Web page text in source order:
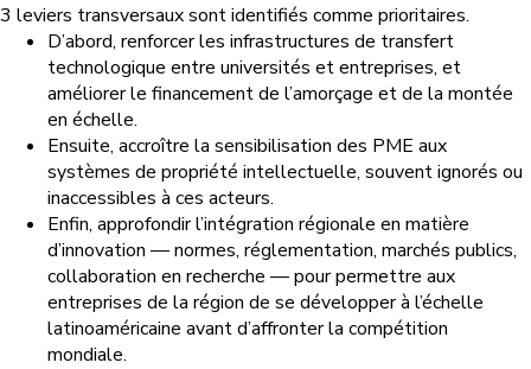
3 leviers transversaux sont identifiés comme prioritaires.
D’abord, renforcer les infrastructures de transfert
technologique entre universités et entreprises, et
améliorer le financement de l’amorçage et de la montée
en échelle.
Ensuite, accroître la sensibilisation des PME aux
systèmes de propriété intellectuelle, souvent ignorés ou
inaccessibles à ces acteurs.
Enfin, approfondir l’intégration régionale en matière
d’innovation — normes, réglementation, marchés publics,
collaboration en recherche — pour permettre aux
entreprises de la région de se développer à l’échelle
latinoaméricaine avant d’affronter la compétition
mondiale.